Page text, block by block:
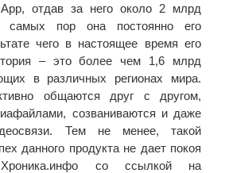
отдав за него около 2 млрд
пор она постоянно его
чего в настоящее время его
– это более чем 1,6 млрд
в различных регионах мира.
общаются друг с другом,
созваниваются и даже
Тем не менее, такой
данного продукта не дает покоя
со ссылкой на